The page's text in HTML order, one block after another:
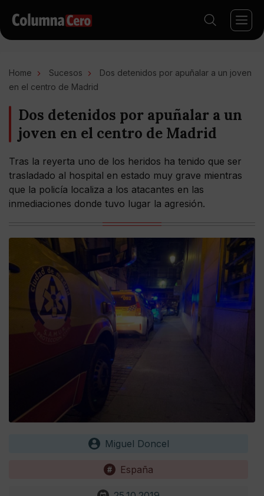
Home Sucesos
Dos detenidos por apuñalar a un joven
en el centro de Madrid
Dos detenidos por apuñalar a un
joven en el centro de Madrid
Tras la reyerta uno de los heridos ha tenido que ser
trasladado al hospital en estado muy grave mientras
que la policía localiza a los atacantes en las
inmediaciones donde tuvo lugar la agresión.
Miguel Doncel
España